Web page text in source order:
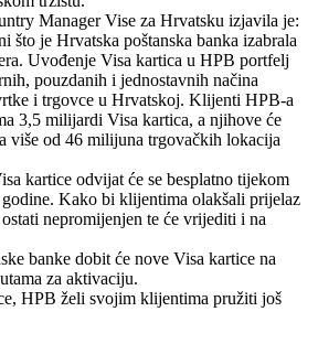
Manager Vise za Hrvatsku izjavila je:
što je Hrvatska poštanska banka izabrala
Uvođenje Visa kartica u HPB portfelj
pouzdanih i jednostavnih načina
i trgovce u Hrvatskoj. Klijenti HPB-a
3,5 milijardi Visa kartica, a njihove će
više od 46 milijuna trgovačkih lokacija
kartice odvijat će se besplatno tijekom
Kako bi klijentima olakšali prijelaz
nepromijenjen te će vrijediti i na
banke dobit će nove Visa kartice na
za aktivaciju.
HPB želi svojim klijentima pružiti još